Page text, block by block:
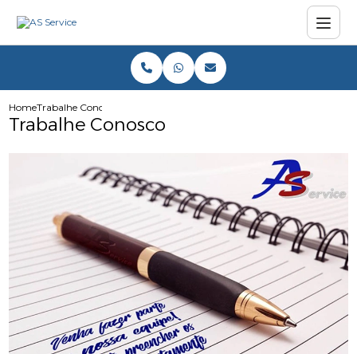
HomeTrabalhe Conosco
Trabalhe Conosco